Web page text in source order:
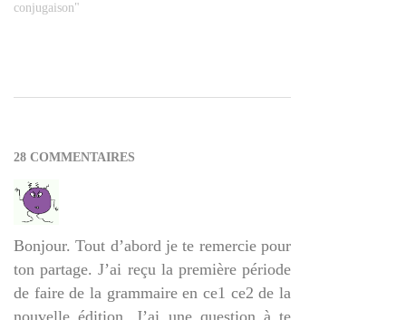
conjugaison"
05
28 COMMENTAIRES
Bonjour. Tout d’abord je te remercie pour
ton partage. J’ai reçu la première période
de faire de la grammaire en ce1 ce2 de la
nouvelle édition. J’ai une question à te